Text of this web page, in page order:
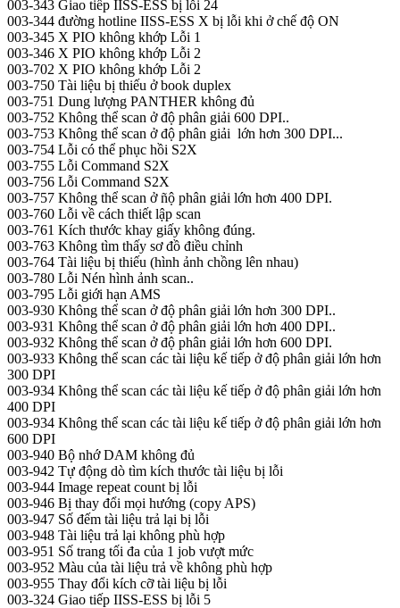
003-343 Giao tiếp IISS-ESS bị lỗi 24
003-344 đường hotline IISS-ESS X bị lỗi khi ở chế độ ON
003-345 X PIO không khớp Lỗi 1
003-346 X PIO không khớp Lỗi 2
003-702 X PIO không khớp Lỗi 2
003-750 Tài liệu bị thiếu ở book duplex
003-751 Dung lượng PANTHER không đủ
003-752 Không thể scan ở độ phân giải 600 DPI..
003-753 Không thể scan ở độ phân giải lớn hơn 300 DPI...
003-754 Lỗi có thể phục hồi S2X
003-755 Lỗi Command S2X
003-756 Lỗi Command S2X
003-757 Không thể scan ở ñộ phân giải lớn hơn 400 DPI.
003-760 Lỗi về cách thiết lập scan
003-761 Kích thước khay giấy không đúng.
003-763 Không tìm thấy sơ đồ điều chỉnh
003-764 Tài liệu bị thiếu (hình ảnh chồng lên nhau)
003-780 Lỗi Nén hình ảnh scan..
003-795 Lỗi giới hạn AMS
003-930 Không thể scan ở độ phân giải lớn hơn 300 DPI..
003-931 Không thể scan ở độ phân giải lớn hơn 400 DPI..
003-932 Không thể scan ở độ phân giải lớn hơn 600 DPI.
003-933 Không thể scan các tài liệu kế tiếp ở độ phân giải lớn hơn
300 DPI
003-934 Không thể scan các tài liệu kế tiếp ở độ phân giải lớn hơn
400 DPI
003-934 Không thể scan các tài liệu kế tiếp ở độ phân giải lớn hơn
600 DPI
003-940 Bộ nhớ DAM không đủ
003-942 Tự động dò tìm kích thước tài liệu bị lỗi
003-944 Image repeat count bị lỗi
003-946 Bị thay đổi mọi hướng (copy APS)
003-947 Số đếm tài liệu trả lại bị lỗi
003-948 Tài liệu trả lại không phù hợp
003-951 Số trang tối đa của 1 job vượt mức
003-952 Màu của tài liệu trả về không phù hợp
003-955 Thay đổi kích cỡ tài liệu bị lỗi
003-324 Giao tiếp IISS-ESS bị lỗi 5